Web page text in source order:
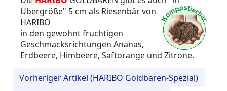
Übergröße" 5 cm als Riesenbärvon
HARIBO
in den gewohnt fruchtigen
Geschmacksrichtungen Ananas,
Erdbeere, Himbeere, Saftorange und Zitrone.
Vorheriger Artikel (HARIBO Goldbären-Spezial)